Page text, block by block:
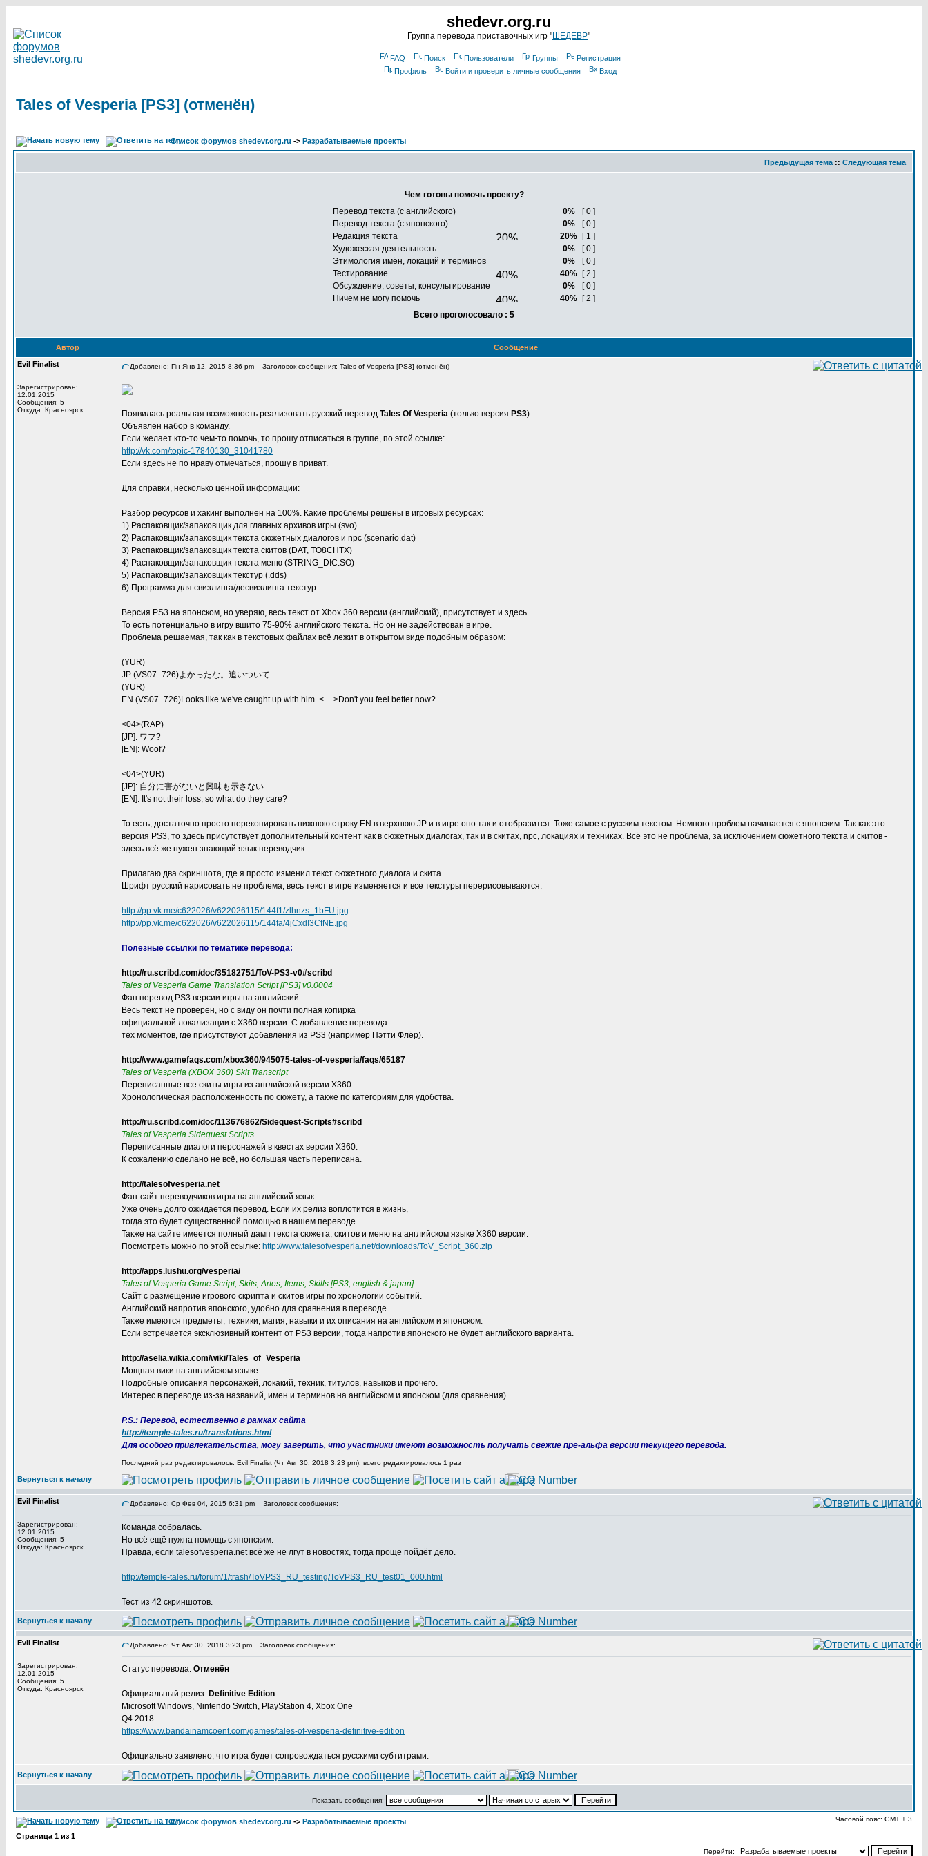
shedevr.org.ru
Группа перевода приставочных игр "ШЕДЕВР"
FAQ Поиск Пользователи Группы
Регистрация
Профиль
Войти и проверить личные сообщения Вход
Tales of Vesperia [PS3] (отменён)
Список форумов shedevr.org.ru -> Разрабатываемые проекты
Предыдущая тема :: Следующая тема
Чем готовы помочь проекту?
Перевод текста (с английского)
0%
[ 0 ]
Перевод текста (с японского)
0%
[ 0 ]
Редакция текста
20%
[ 1 ]
Художеская деятельность
0%
[ 0 ]
Этимология имён, локаций и терминов
0%
[ 0 ]
Тестирование
40%
[ 2 ]
Обсуждение, советы, консультирование
0%
[ 0 ]
Ничем не могу помочь
40%
[ 2 ]
Всего проголосовало : 5
Автор
Сообщение
Evil Finalist
Зарегистрирован:
12.01.2015
Сообщения: 5
Откуда: Красноярск
Добавлено: Пн Янв 12, 2015 8:36 pm Заголовок сообщения: Tales of Vesperia [PS3] (отменён)
Появилась реальная возможность реализовать русский перевод Tales Of Vesperia (только версия PS3).
Объявлен набор в команду.
Если желает кто-то чем-то помочь, то прошу отписаться в группе, по этой ссылке:
http://vk.com/topic-17840130_31041780
Если здесь не по нраву отмечаться, прошу в приват.
Для справки, несколько ценной информации:
Разбор ресурсов и хакинг выполнен на 100%. Какие проблемы решены в игровых ресурсах:
1) Распаковщик/запаковщик для главных архивов игры (svo)
2) Распаковщик/запаковщик текста сюжетных диалогов и npc (scenario.dat)
3) Распаковщик/запаковщик текста скитов (DAT, TO8CHTX)
4) Распаковщик/запаковщик текста меню (STRING_DIC.SO)
5) Распаковщик/запаковщик текстур (.dds)
6) Программа для свизлинга/десвизлинга текстур
Версия PS3 на японском, но уверяю, весь текст от Xbox 360 версии (английский), присутствует и здесь.
То есть потенциально в игру вшито 75-90% английского текста. Но он не задействован в игре.
Проблема решаемая, так как в текстовых файлах всё лежит в открытом виде подобным образом:
(YUR)
JP (VS07_726)よかったな。追いついて
(YUR)
EN (VS07_726)Looks like we've caught up with him. <__>Don't you feel better now?
<04>(RAP)
[JP]: ワフ?
[EN]: Woof?
<04>(YUR)
[JP]: 自分に害がないと興味も示さない
[EN]: It's not their loss, so what do they care?
То есть, достаточно просто перекопировать нижнюю строку EN в верхнюю JP и в игре оно так и отобразится. Тоже самое с русским текстом. Немного проблем начинается с японским. Так как это
версия PS3, то здесь присутствует дополнительный контент как в сюжетных диалогах, так и в скитах, npc, локациях и техниках. Всё это не проблема, за исключением сюжетного текста и скитов -
здесь всё же нужен знающий язык переводчик.
Прилагаю два скриншота, где я просто изменил текст сюжетного диалога и скита.
Шрифт русский нарисовать не проблема, весь текст в игре изменяется и все текстуры перерисовываются.
http://pp.vk.me/c622026/v622026115/144f1/zlhnzs_1bFU.jpg
http://pp.vk.me/c622026/v622026115/144fa/4jCxdI3CfNE.jpg
Полезные ссылки по тематике перевода:
http://ru.scribd.com/doc/35182751/ToV-PS3-v0#scribd
Tales of Vesperia Game Translation Script [PS3] v0.0004
Фан перевод PS3 версии игры на английский.
Весь текст не проверен, но с виду он почти полная копирка
официальной локализации с X360 версии. С добавление перевода
тех моментов, где присутствуют добавления из PS3 (например Пэтти Флёр).
http://www.gamefaqs.com/xbox360/945075-tales-of-vesperia/faqs/65187
Tales of Vesperia (XBOX 360) Skit Transcript
Переписанные все скиты игры из английской версии X360.
Хронологическая расположенность по сюжету, а также по категориям для удобства.
http://ru.scribd.com/doc/113676862/Sidequest-Scripts#scribd
Tales of Vesperia Sidequest Scripts
Переписанные диалоги персонажей в квестах версии X360.
К сожалению сделано не всё, но большая часть переписана.
http://talesofvesperia.net
Фан-сайт переводчиков игры на английский язык.
Уже очень долго ожидается перевод. Если их релиз воплотится в жизнь,
тогда это будет существенной помощью в нашем переводе.
Также на сайте имеется полный дамп текста сюжета, скитов и меню на английском языке X360 версии.
Посмотреть можно по этой ссылке: http://www.talesofvesperia.net/downloads/ToV_Script_360.zip
http://apps.lushu.org/vesperia/
Tales of Vesperia Game Script, Skits, Artes, Items, Skills [PS3, english & japan]
Сайт с размещение игрового скрипта и скитов игры по хронологии событий.
Английский напротив японского, удобно для сравнения в переводе.
Также имеются предметы, техники, магия, навыки и их описания на английском и японском.
Если встречается эксклюзивный контент от PS3 версии, тогда напротив японского не будет английского варианта.
http://aselia.wikia.com/wiki/Tales_of_Vesperia
Мощная вики на английском языке.
Подробные описания персонажей, локакий, техник, титулов, навыков и прочего.
Интерес в переводе из-за названий, имен и терминов на английском и японском (для сравнения).
P.S.: Перевод, естественно в рамках сайта
http://temple-tales.ru/translations.html
Для особого привлекательства, могу заверить, что участники имеют возможность получать свежие пре-альфа версии текущего перевода.
Последний раз редактировалось: Evil Finalist (Чт Авг 30, 2018 3:23 pm), всего редактировалось 1 раз
Вернуться к началу
Evil Finalist
Зарегистрирован:
12.01.2015
Сообщения: 5
Откуда: Красноярск
Добавлено: Ср Фев 04, 2015 6:31 pm Заголовок сообщения:
Команда собралась.
Но всё ещё нужна помощь с японским.
Правда, если talesofvesperia.net всё же не лгут в новостях, тогда проще пойдёт дело.
http://temple-tales.ru/forum/1/trash/ToVPS3_RU_testing/ToVPS3_RU_test01_000.html
Тест из 42 скриншотов.
Вернуться к началу
Evil Finalist
Зарегистрирован:
12.01.2015
Сообщения: 5
Откуда: Красноярск
Добавлено: Чт Авг 30, 2018 3:23 pm Заголовок сообщения:
Статус перевода: Отменён
Официальный релиз: Definitive Edition
Microsoft Windows, Nintendo Switch, PlayStation 4, Xbox One
Q4 2018
https://www.bandainamcoent.com/games/tales-of-vesperia-definitive-edition
Официально заявлено, что игра будет сопровождаться русскими субтитрами.
Вернуться к началу
Показать сообщения:
Список форумов shedevr.org.ru -> Разрабатываемые проекты Часовой пояс: GMT + 3
Страница 1 из 1
Перейти: